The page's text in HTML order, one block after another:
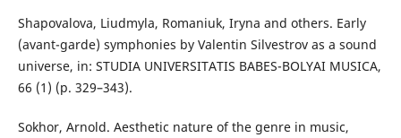
Shapovalova, Liudmyla, Romaniuk, Iryna and others. Early
(avant-garde) symphonies by Valentin Silvestrov as a sound
universe, in: STUDIA UNIVERSITATIS BABES-BOLYAI MUSICA,
66 (1) (p. 329–343).
Sokhor, Arnold. Aesthetic nature of the genre in music,